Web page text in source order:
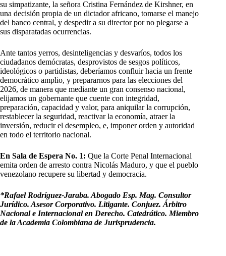
su simpatizante, la señora Cristina Fernández de Kirshner, en
una decisión propia de un dictador africano, tomarse el manejo
del banco central, y despedir a su director por no plegarse a
sus disparatadas ocurrencias.
Ante tantos yerros, desinteligencias y desvaríos, todos los
ciudadanos demócratas, desprovistos de sesgos políticos,
ideológicos o partidistas, deberíamos confluir hacia un frente
democrático amplio, y prepararnos para las elecciones del
2026, de manera que mediante un gran consenso nacional,
elijamos un gobernante que cuente con integridad,
preparación, capacidad y valor, para aniquilar la corrupción,
restablecer la seguridad, reactivar la economía, atraer la
inversión, reducir el desempleo, e, imponer orden y autoridad
en todo el territorio nacional.
En Sala de Espera No. 1: Que la Corte Penal Internacional
emita orden de arresto contra Nicolás Maduro, y que el pueblo
venezolano recupere su libertad y democracia.
*Rafael Rodríguez-Jaraba. Abogado Esp. Mag. Consultor
Jurídico. Asesor Corporativo. Litigante. Conjuez. Árbitro
Nacional e Internacional en Derecho. Catedrático. Miembro
de la Academia Colombiana de Jurisprudencia.